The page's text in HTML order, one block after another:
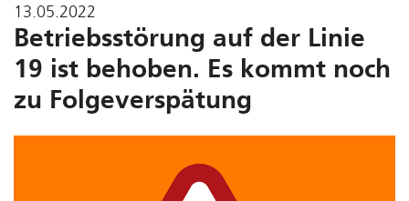
13.05.2022
Betriebsstörung auf der Linie
19 ist behoben. Es kommt noch
zu Folgeverspätung